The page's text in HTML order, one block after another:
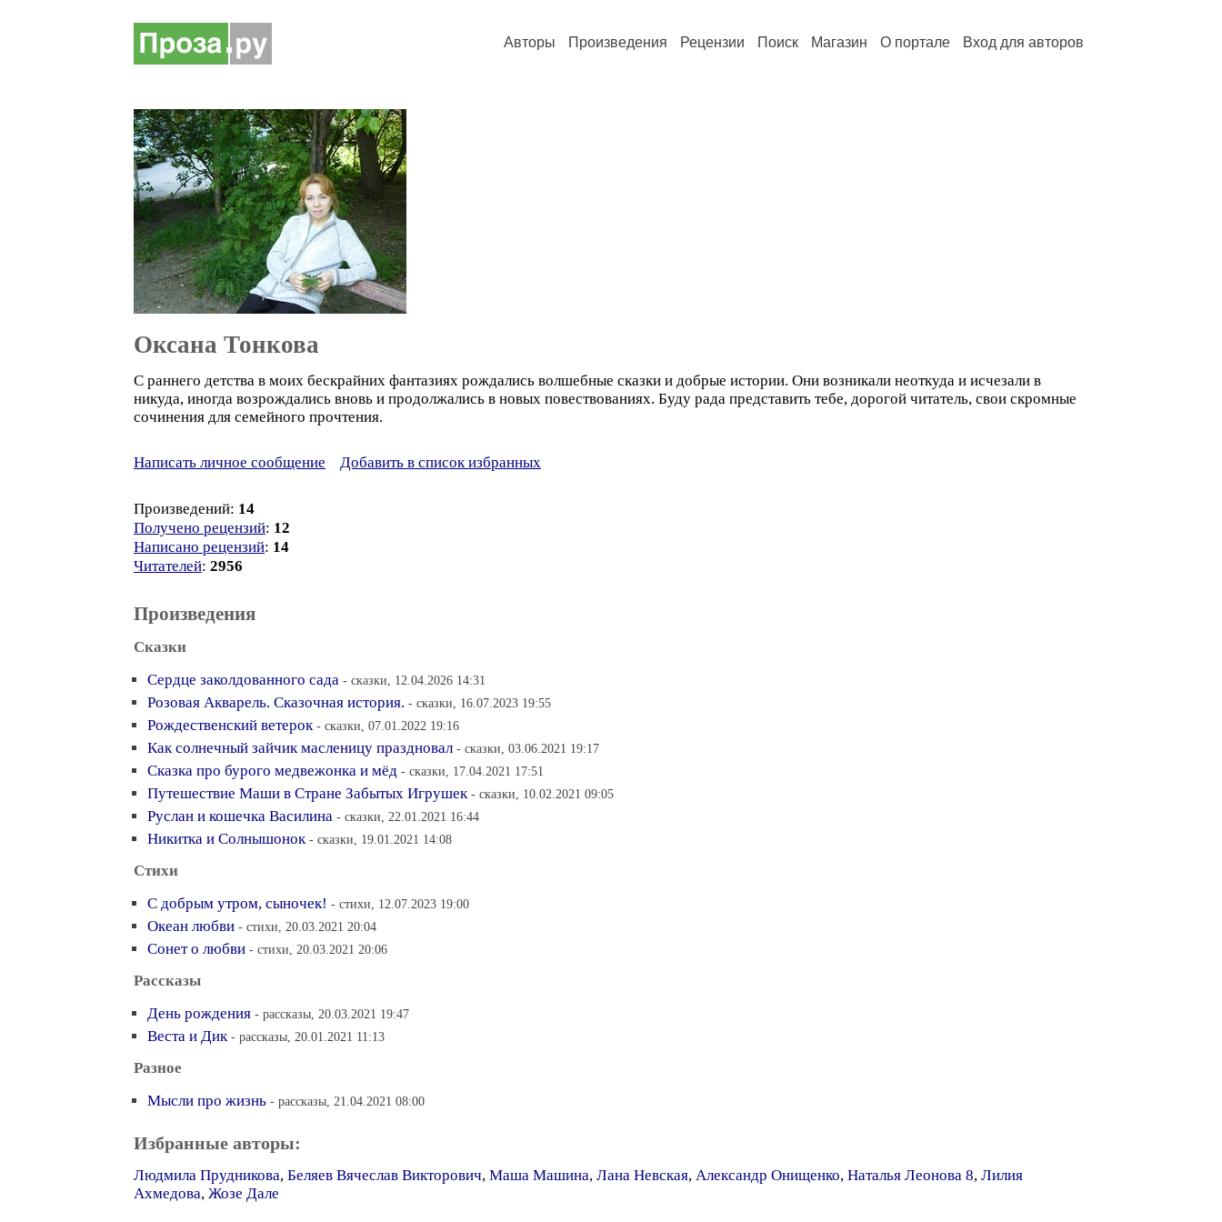
Авторы Произведения Рецензии Поиск Магазин О портале Вход для авторов
Оксана Тонкова
С раннего детства в моих бескрайних фантазиях рождались волшебные сказки и добрые истории. Они возникали неоткуда и исчезали в
никуда, иногда возрождались вновь и продолжались в новых повествованиях. Буду рада представить тебе, дорогой читатель, свои скромные
сочинения для семейного прочтения.
Написать личное сообщение Добавить в список избранных
Произведений: 14
Получено рецензий: 12
Написано рецензий: 14
Читателей: 2956
Произведения
Сказки
Сердце заколдованного сада - сказки, 12.04.2026 14:31
Розовая Акварель. Сказочная история. - сказки, 16.07.2023 19:55
Рождественский ветерок - сказки, 07.01.2022 19:16
Как солнечный зайчик масленицу праздновал - сказки, 03.06.2021 19:17
Сказка про бурого медвежонка и мёд - сказки, 17.04.2021 17:51
Путешествие Маши в Стране Забытых Игрушек - сказки, 10.02.2021 09:05
Руслан и кошечка Василина - сказки, 22.01.2021 16:44
Никитка и Солнышонок - сказки, 19.01.2021 14:08
Стихи
С добрым утром, сыночек! - стихи, 12.07.2023 19:00
Океан любви - стихи, 20.03.2021 20:04
Сонет о любви - стихи, 20.03.2021 20:06
Рассказы
День рождения - рассказы, 20.03.2021 19:47
Веста и Дик - рассказы, 20.01.2021 11:13
Разное
Мысли про жизнь - рассказы, 21.04.2021 08:00
Избранные авторы:
Людмила Прудникова, Беляев Вячеслав Викторович, Маша Машина, Лана Невская, Александр Онищенко, Наталья Леонова 8, Лилия
Ахмедова, Жозе Дале